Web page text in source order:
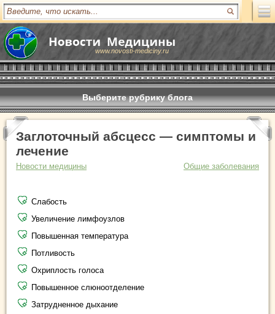
www.novosti-mediciny.ru
Выберите рубрику блога
Заглоточный абсцесс — симптомы и
лечение
Новости медицины Общие заболевания
Слабость
Увеличение лимфоузлов
Повышенная температура
Потливость
Охриплость голоса
Повышенное слюноотделение
Затрудненное дыхание